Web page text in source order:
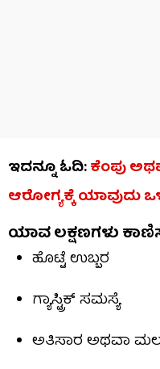
ಇದನ್ನೂ ಓದಿ:ಕೆಂಪು
ಆರೋಗ್ಯಕ್ಕೆ ಯಾವುದು
ಯಾವ ಲಕ್ಷಣಗಳು
ಹೊಟ್ಟೆ ಉಬ್ಬರ
ಗ್ಯಾಸ್ಟ್ರಿಕ್ ಸಮಸ್ಯೆ
ಅತಿಸಾರ ಅಥವಾ